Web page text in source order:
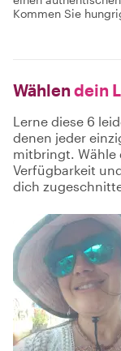
Kommen Sie
Wählen dein
Lerne diese 6
denen jeder
mitbringt. Wähle
Verfügbarkeit
dich